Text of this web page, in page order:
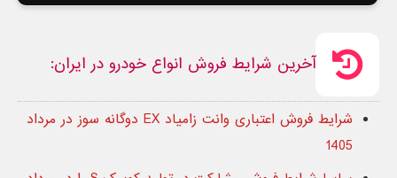
آخرین شرایط فروش انواع خودرو در ایران:
شرایط فروش اعتباری وانت زامیاد EX دوگانه سوز در مرداد
1405